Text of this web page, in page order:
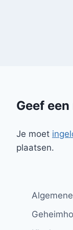
Geef
Je moet
plaatsen.